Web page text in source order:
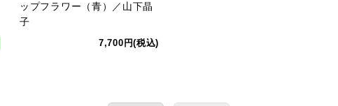
ップフラワー（青）／山下晶
子
7,700円(税込)